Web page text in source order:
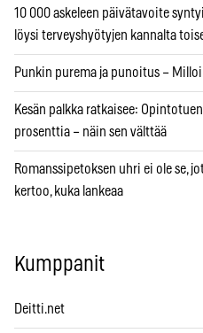
10 000 askeleen päivätavoite
löysi terveyshyötyjen kannalta
Punkin purema ja punoitus –
Kesän palkka ratkaisee:
prosenttia – näin sen välttää
Romanssipetoksen uhri ei ole se,
kertoo, kuka lankeaa
Kumppanit
Deitti.net